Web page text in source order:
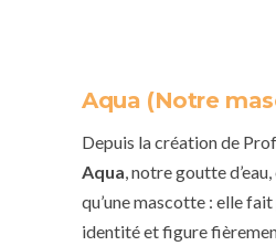
Aqua (Notre
Depuis la création de
Aqua, notre goutte
qu’une mascotte : elle
identité et figure